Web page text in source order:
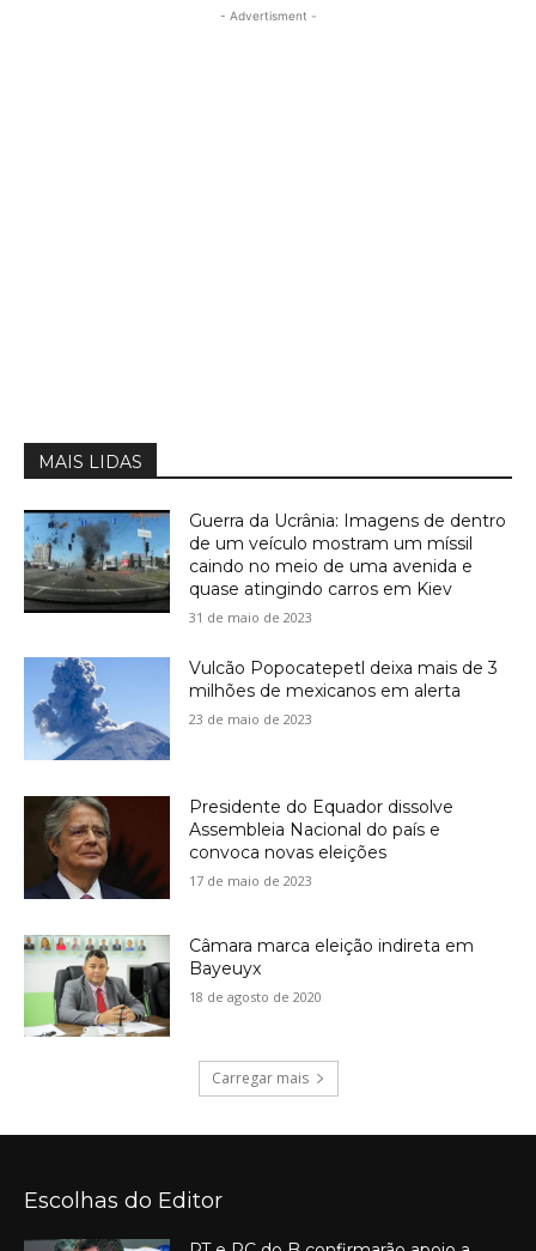
- Advertisment -
MAIS LIDAS
Guerra da Ucrânia: Imagens de dentro
de um veículo mostram um míssil
caindo no meio de uma avenida e
quase atingindo carros em Kiev
31 de maio de 2023
Vulcão Popocatepetl deixa mais de 3
milhões de mexicanos em alerta
23 de maio de 2023
Presidente do Equador dissolve
Assembleia Nacional do país e
convoca novas eleições
17 de maio de 2023
Câmara marca eleição indireta em
Bayeuyx
18 de agosto de 2020
Carregar mais
Escolhas do Editor